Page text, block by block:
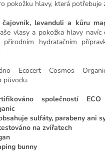
pokožku hlavy, která potřebuje
čajovník, levanduli a kůru
vlasy a pokožka hlavy
přírodním hydratačním
.
Ecocert Cosmos
původu.
společností ECO
sulfáty, parabeny ani
na zvířatech
bunny